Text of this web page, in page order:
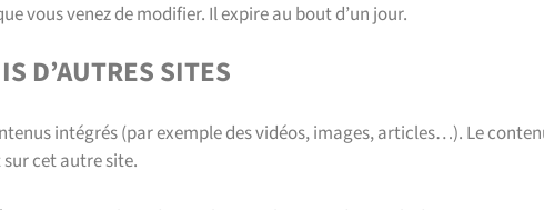
vous venez de modifier. Il expire au bout d’un jour.
D’AUTRES SITES
intégrés (par exemple des vidéos, images, articles…). Le
cet autre site.